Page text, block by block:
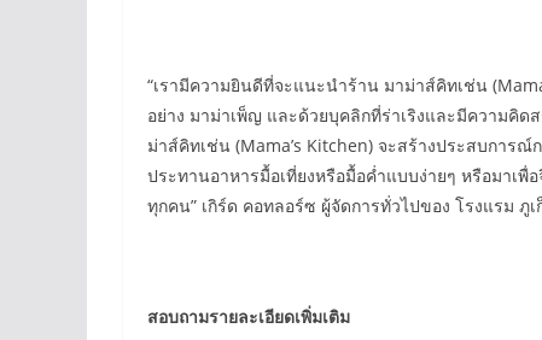
“เรามีความยินดีที่จะแนะนำร้าน มาม่าส์คิทเช่น
อย่าง มาม่าเพ็ญ และด้วยบุคลิกที่ร่าเริงและมีความคิด
ม่าส์คิทเช่น (Mama’s Kitchen) จะสร้างประสบการ
ประทานอาหารมื้อเที่ยงหรือมื้อค่ำแบบง่ายๆ หรือมาเ
ทุกคน” เกิร์ด คอทลอร์ซ ผู้จัดการทั่วไปของ โรงแรม
สอบถามรายละเอียดเพิ่มเติม